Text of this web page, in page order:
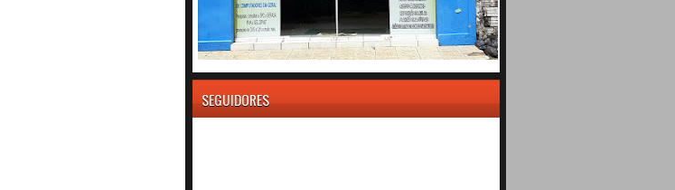
SEGUIDORES